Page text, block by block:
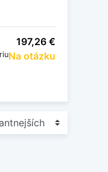
197,26 €
Na otázku